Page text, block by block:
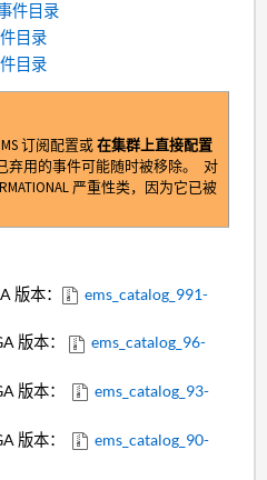
件目录
目录
目录
订阅配置或在集群上直接配置
弃用的事件可能随时被移除。 对
严重性类，因为它已被
版本：
ems_catalog_991-
版本：
ems_catalog_96-
版本：
ems_catalog_93-
版本：
ems_catalog_90-